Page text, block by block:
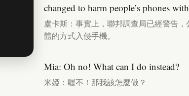
changed to harm people’s phones
盧卡斯：事實上，聯邦調查局已經警告
體的方式入侵手機。
Mia: Oh no! What can I do instead?
米婭：喔不！那我該怎麼做？